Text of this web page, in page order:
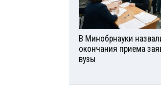
В Минобрнауки
окончания приема
вузы